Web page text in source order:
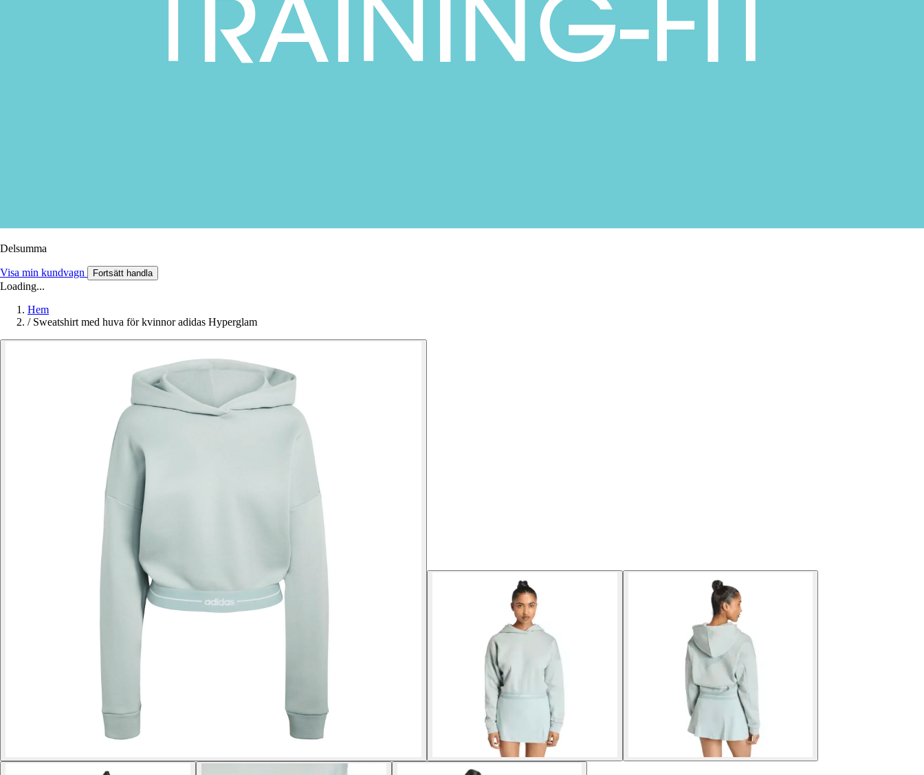
Delsumma
Visa min kundvagn Fortsätt handla
Loading...
Hem
/ Sweatshirt med huva för kvinnor adidas Hyperglam